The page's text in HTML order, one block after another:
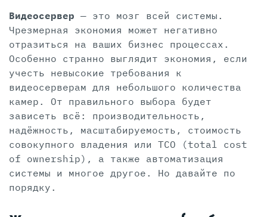
Видеосервер — это мозг всей системы.
Чрезмерная экономия может негативно
отразиться на ваших бизнес процессах.
Особенно странно выглядит экономия, если
учесть невысокие требования к
видеосерверам для небольшого количества
камер. От правильного выбора будет
зависеть всё: производительность,
надёжность, масштабируемость, стоимость
совокупного владения или TCO (total cost
of ownership), а также автоматизация
системы и многое другое. Но давайте по
порядку.